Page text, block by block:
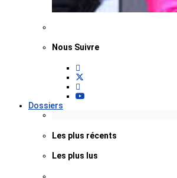
Nous Suivre
Dossiers
Les plus récents
Les plus lus